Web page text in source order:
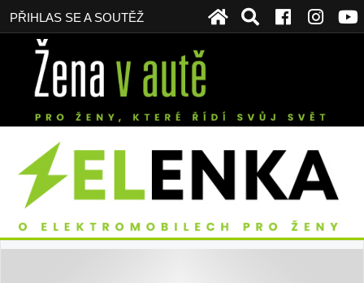
PŘIHLAS SE A SOUTĚŽ